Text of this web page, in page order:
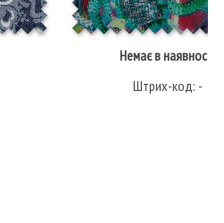
Немає в наявності
Штрих-код: -